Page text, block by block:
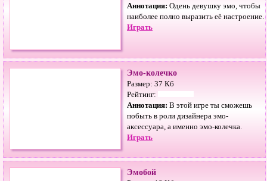
Аннотация: Одень девушку эмо, чтобы
наиболее полно выразить её настроение.
Играть
Эмо-колечко
Размер: 37 Кб
Рейтинг:
Аннотация: В этой игре ты сможешь
побыть в роли дизайнера эмо-
аксессуара, а именно эмо-колечка.
Играть
Эмобой